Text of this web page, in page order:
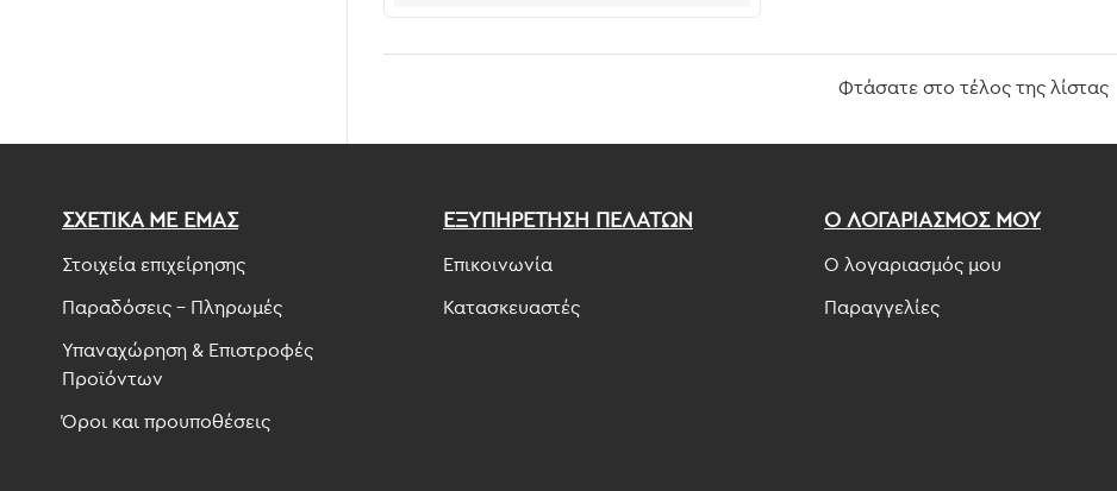
Φτάσατε στο τέλος της λίστας
ΣΧΕΤΙΚΑ ΜΕ ΕΜΑΣ
Στοιχεία επιχείρησης
Παραδόσεις - Πληρωμές
Υπαναχώρηση & Επιστροφές
Προϊόντων
Όροι και προυποθέσεις
ΕΞΥΠΗΡΕΤΗΣΗ ΠΕΛΑΤΩΝ
Επικοινωνία
Κατασκευαστές
Ο ΛΟΓΑΡΙΑΣΜΟΣ ΜΟΥ
Ο λογαριασμός μου
Παραγγελίες